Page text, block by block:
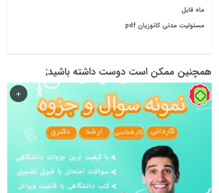
ماه فایل
مسئولیت مدنی کاتوزیان pdf
همچنین ممکن است دوست داشته باشید;
43%